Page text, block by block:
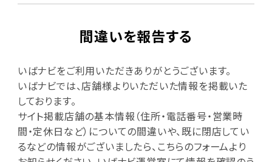
間違いを報告する
いばナビをご利用いただきありがとうございます。
いばナビでは、店舗様よりいただいた情報を掲載いた
しております。
サイト掲載店舗の基本情報（住所・電話番号・営業時
間・定休日など）についての間違いや、既に閉店してい
るなどの情報がございましたら、こちらのフォームより